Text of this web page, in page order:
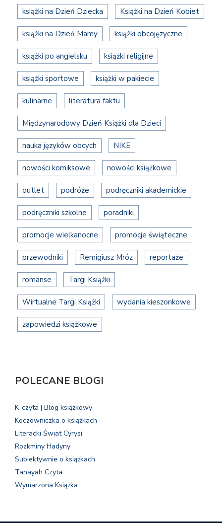
książki na Dzień Dziecka Książki na Dzień Kobiet
książki na Dzień Mamy książki obcojęzyczne
książki po angielsku książki religijne
książki sportowe książki w pakiecie
kulinarne literatura faktu
Międzynarodowy Dzień Książki dla Dzieci
nauka języków obcych NIKE
nowości komiksowe nowości książkowe
outlet podróże podręczniki akademickie
podręczniki szkolne poradniki
promocje wielkanocne promocje świąteczne
przewodniki Remigiusz Mróz reportaże
romanse Targi Książki
Wirtualne Targi Książki wydania kieszonkowe
zapowiedzi książkowe
POLECANE BLOGI
K-czyta | Blog książkowy
Koczowniczka o książkach
Literacki Świat Cyrysi
Rozkminy Hadyny
Subiektywnie o książkach
Tanayah Czyta
Wymarzona Książka